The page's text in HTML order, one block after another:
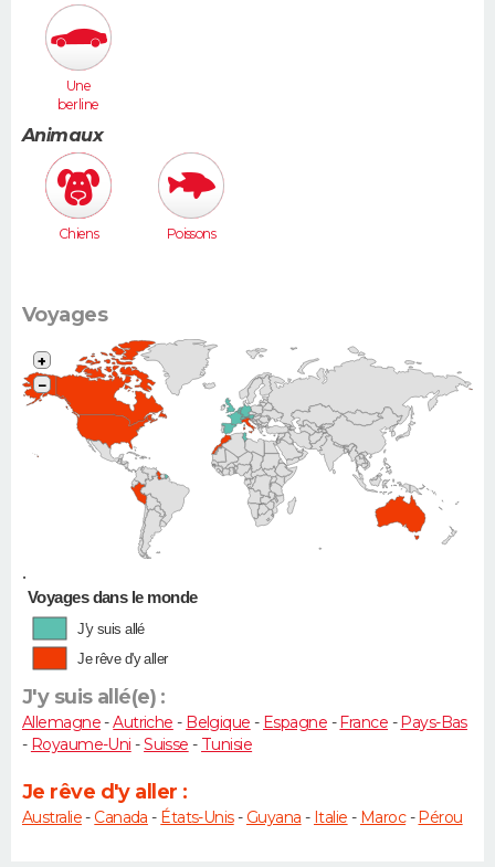
Une
berline
406...)
Animaux
Chiens Poissons
Voyages
•
+
−
Voyages dans le monde
J'y suis allé
Je rêve d'y aller
J'y suis allé(e) :
Allemagne-Autriche - Belgique - Espagne -France -Pays-Bas
- Royaume-Uni -Suisse - Tunisie
Je rêve d'y aller :
Australie- Canada - États-Unis- Guyana - Italie - Maroc-Pérou